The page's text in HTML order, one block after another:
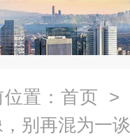
置： 首页 >
别再混为一谈